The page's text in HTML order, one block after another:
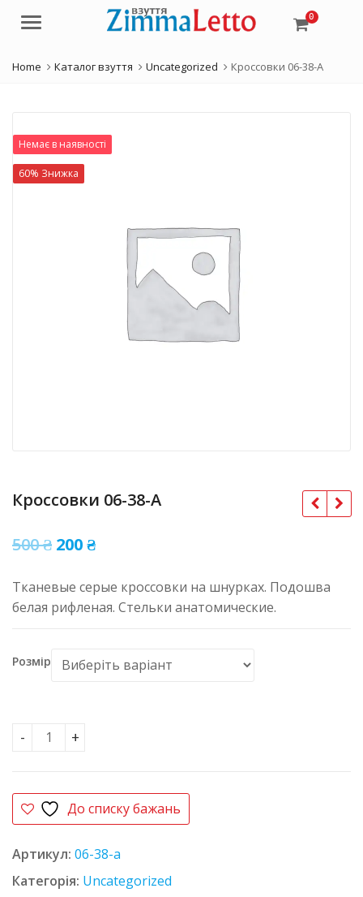
Menu 0
Home Каталог взуття Uncategorized Кроссовки 06-38-A
Немає в наявності
60% Знижка
Кроссовки 06-38-A
500₴ Оригінальна
500 ₴.
200₴Поточна
200 ₴.
Тканевые серые кроссовки на шнурках. Подошва
белая рифленая. Стельки анатомические.
Розмір
Кроссовки 06-38-A кількість
До списку бажань
Артикул: 06-38-a
Категорія: Uncategorized